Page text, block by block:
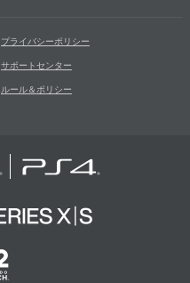
プライバシーポリシー
サポートセンター
ルール＆ポリシー